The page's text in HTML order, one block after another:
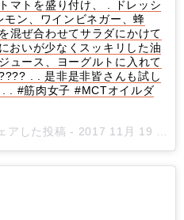
マトを盛り付け、 . ドレッシ
ン、ワインビネガー、蜂
混ぜ合わせてサラダにかけて
おいが少なくスッキリした油
ュース、ヨーグルトに入れて
. . 是非是非皆さんも試し
. #筋肉女子 #MCTオイルダ
アした投稿 - 2017 11月 19 7:18午後 PST